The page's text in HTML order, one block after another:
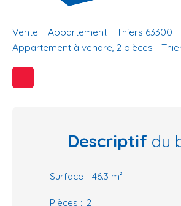
Vente Appartement
Thiers 63300
Appartement à vendre, 2 pièces -
Descriptif du
Surface : 46.3 m²
Pièces : 2